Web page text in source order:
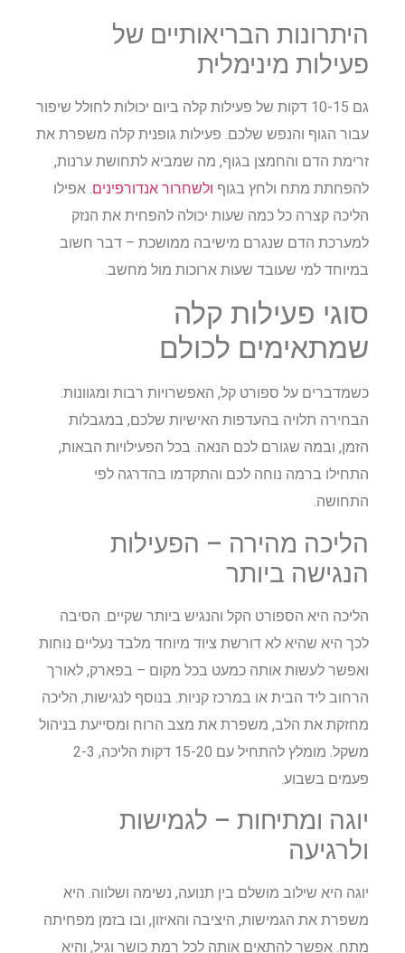
היתרונות הבריאותיים של
פעילות מינימלית
גם 10-15 דקות של פעילות קלה ביום יכולות לחולל שיפור
עבור הגוף והנפש שלכם. פעילות גופנית קלה משפרת את
זרימת הדם והחמצן בגוף, מה שמביא לתחושת ערנות,
להפחתת מתח ולחץ בגוףולשחרור אנדורפינים. אפילו
הליכה קצרה כל כמה שעות יכולה להפחית את הנזק
למערכת הדם שנגרם מישיבה ממושכת – דבר חשוב
במיוחד למי שעובד שעות ארוכות מול מחשב.
סוגי פעילות קלה
שמתאימים לכולם
כשמדברים על ספורט קל, האפשרויות רבות ומגוונות.
הבחירה תלויה בהעדפות האישיות שלכם, במגבלות
הזמן, ובמה שגורם לכם הנאה. בכל הפעילויות הבאות,
התחילו ברמה נוחה לכם והתקדמו בהדרגה לפי
התחושה.
הליכה מהירה – הפעילות
הנגישה ביותר
הליכה היא הספורט הקל והנגיש ביותר שקיים. הסיבה
לכך היא שהיא לא דורשת ציוד מיוחד מלבד נעליים נוחות
ואפשר לעשות אותה כמעט בכל מקום – בפארק, לאורך
הרחוב ליד הבית או במרכז קניות. בנוסף לנגישות, הליכה
מחזקת את הלב, משפרת את מצב הרוח ומסייעת בניהול
משקל. מומלץ להתחיל עם 15-20 דקות הליכה, 2-3
פעמים בשבוע.
יוגה ומתיחות – לגמישות
ולרגיעה
יוגה היא שילוב מושלם בין תנועה, נשימה ושלווה. היא
משפרת את הגמישות, היציבה והאיזון, ובו בזמן מפחיתה
מתח. אפשר להתאים אותה לכל רמת כושר וגיל, והיא